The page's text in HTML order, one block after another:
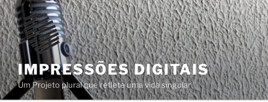
Skip
to
content
IMPRESSÕES DIGITAIS
Um Projeto plural que reflete uma vida singular